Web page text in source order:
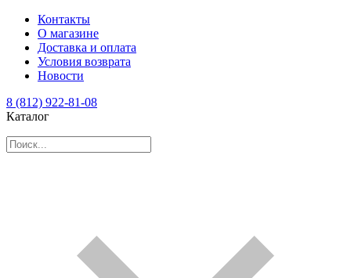
Контакты
О магазине
Доставка и оплата
Условия возврата
Новости
8 (812) 922-81-08
Каталог